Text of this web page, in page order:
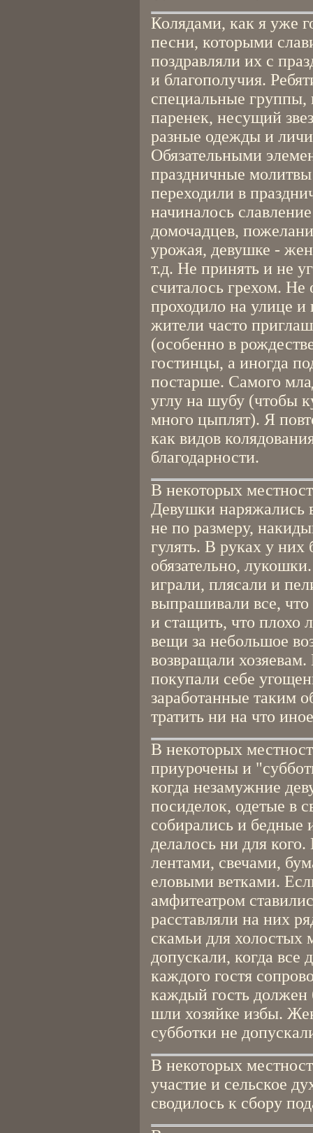
Колядами, как я уже
песни, которыми
поздравляли их с
и благополучия.
специальные
паренек, несущий
разные одежды и
Обязательными
праздничные
переходили в
начиналось
домочадцев,
урожая, девушке -
т.д. Не принять и не
считалось грехом. Не
проходило на улице
жители часто
(особенно в
гостинцы, а иногда
постарше. Самого
углу на шубу (чтобы
много цыплят). Я
как видов
благодарности.
В некоторых
Девушки наряжались
не по размеру,
гулять. В руках у
обязательно,
играли, плясали и
выпрашивали все, что
и стащить, что плохо
вещи за небольшое
возвращали
покупали себе
заработанные таким
тратить ни на что
В некоторых
приурочены и
когда незамужние
посиделок, одетые в
собирались и бедные
делалось ни для
лентами, свечами,
еловыми ветками.
амфитеатром
расставляли на них
скамьи для
допускали, когда
каждого гостя
каждый гость должен
шли хозяйке избы.
субботки не
В некоторых
участие и сельское
сводилось к сбору